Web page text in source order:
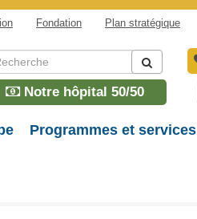
Fondation Plan stratégique
Notre hôpital 50/50
Programmes et services